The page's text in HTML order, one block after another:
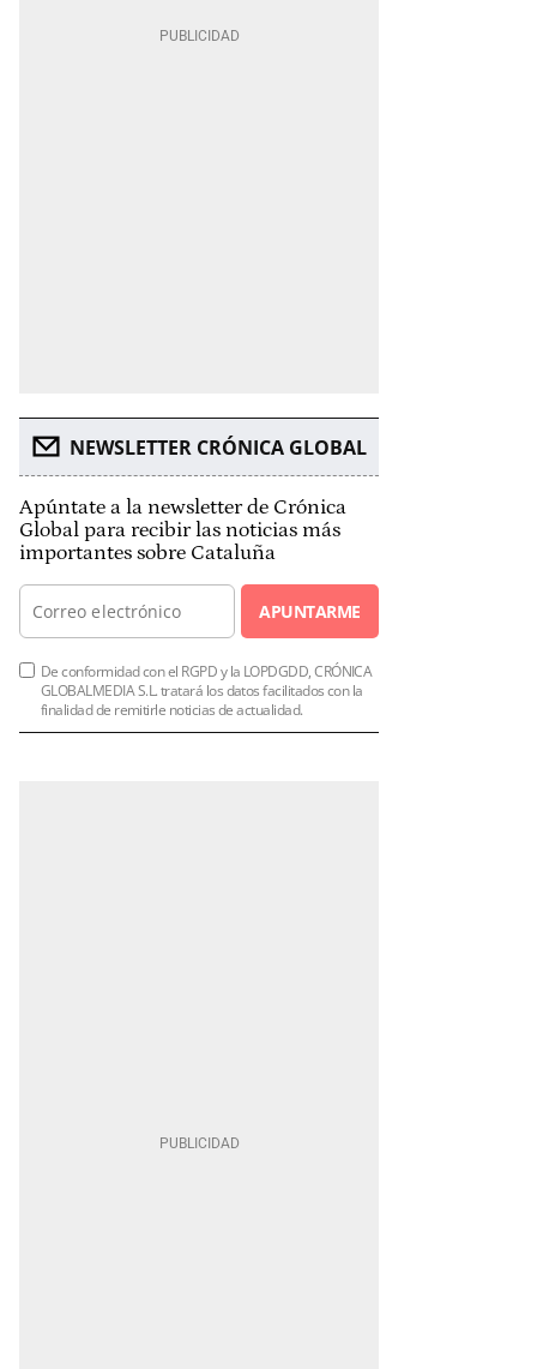
NEWSLETTER CRÓNICA GLOBAL
Apúntate a la newsletter de Crónica
Global para recibir las noticias más
importantes sobre Cataluña
APUNTARME
De conformidad con el RGPD y la LOPDGDD, CRÓNICA
GLOBALMEDIA S.L. tratará los datos facilitados con la
finalidad de remitirle noticias de actualidad.